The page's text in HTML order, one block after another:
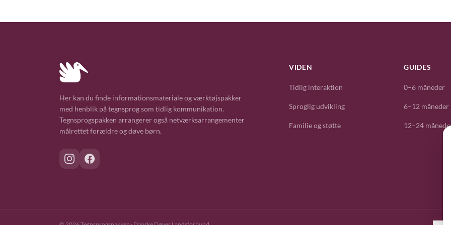
Her kan du finde informationsmateriale og værktøjspakker
med henblik på tegnsprog som tidlig kommunikation.
Tegnsprogspakken arrangerer også netværksarrangementer
målrettet forældre og døve børn.
VIDEN
Tidlig interaktion
Sproglig udvikling
Familie og støtte
GUIDES
0–6 måneder
6–12 måneder
12–24